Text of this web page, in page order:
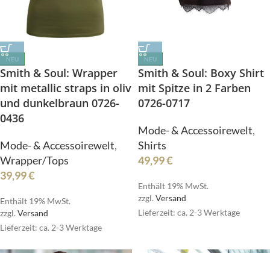
NEU
Smith & Soul: Wrapper
mit metallic straps in oliv
und dunkelbraun 0726-
0436
Mode- & Accessoirewelt,
Wrapper/Tops
39,99€
Enthält 19% MwSt.
zzgl. Versand
Lieferzeit: ca. 2-3 Werktage
NEU
Smith & Soul: Boxy Shirt
mit Spitze in 2 Farben
0726-0717
Mode- & Accessoirewelt,
Shirts
49,99€
Enthält 19% MwSt.
zzgl. Versand
Lieferzeit: ca. 2-3 Werktage